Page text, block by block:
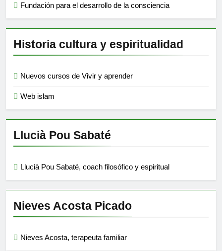
Fundación para el desarrollo de la consciencia
Historia cultura y espiritualidad
Nuevos cursos de Vivir y aprender
Web islam
Llucià Pou Sabaté
Llucià Pou Sabaté, coach filosófico y espiritual
Nieves Acosta Picado
Nieves Acosta, terapeuta familiar